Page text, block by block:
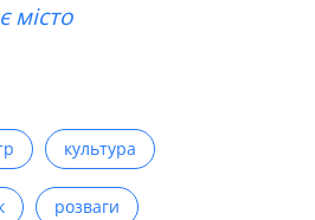
місто
культура
розваги